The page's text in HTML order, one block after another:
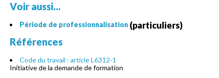
Voir aussi...
Période de professionnalisation (particuliers)
Références
Code du travail : article L6312-1
Initiative de la demande de formation